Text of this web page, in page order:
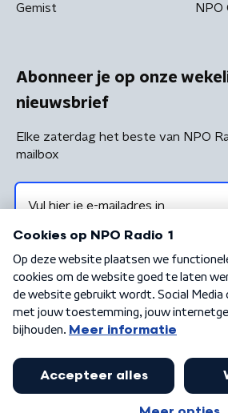
Gemist NPO
Abonneer je op onze
nieuwsbrief
Elke zaterdag het beste van NPO
mailbox
Algemene voorwaarden